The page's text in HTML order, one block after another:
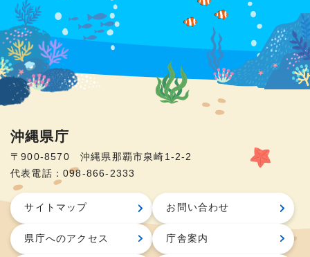
沖縄県庁
〒900-8570 沖縄県那覇市泉崎1-2-2
代表電話：098-866-2333
サイトマップ お問い合わせ
県庁へのアクセス 庁舎案内